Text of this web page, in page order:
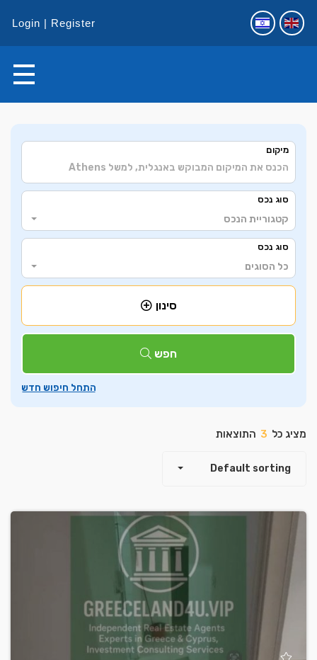
Login Register
+
Leaflet OpenStreetMapcontributors
מיקום
סוג נכס
קטגוריית הנכס
סוג נכס
כל הסוגים
סינון
חפש
מציג כל 3 התוצאות
Default sorting